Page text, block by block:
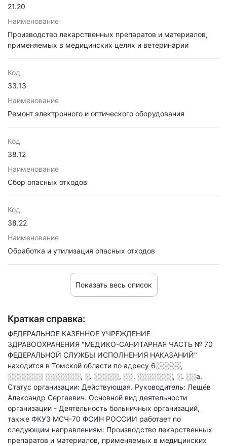
21.20
Наименование
Производство лекарственных препаратов и материалов,
применяемых в медицинских целях и ветеринарии
Код
33.13
Наименование
Ремонт электронного и оптического оборудования
Код
38.12
Наименование
Сбор опасных отходов
Код
38.22
Наименование
Обработка и утилизация опасных отходов
Показать весь список
Краткая справка:
ФЕДЕРАЛЬНОЕ КАЗЕННОЕ УЧРЕЖДЕНИЕ
ЗДРАВООХРАНЕНИЯ "МЕДИКО-САНИТАРНАЯ ЧАСТЬ № 70
ФЕДЕРАЛЬНОЙ СЛУЖБЫ ИСПОЛНЕНИЯ НАКАЗАНИЙ"
находится в Томской области по адресу 6░░░░░,
░░░░░░░ ░░░░░░░, ░. ░░░░░, ░░. ░░░░░░░, ░. ░░а.
Статус организации: Действующая. Руководитель: Лещёв
Александр Сергеевич. Основной вид деятельности
организации - Деятельность больничных организаций,
также ФКУЗ МСЧ-70 ФСИН РОССИИ работает по
следующим направлениям: Производство лекарственных
препаратов и материалов, применяемых в медицинских